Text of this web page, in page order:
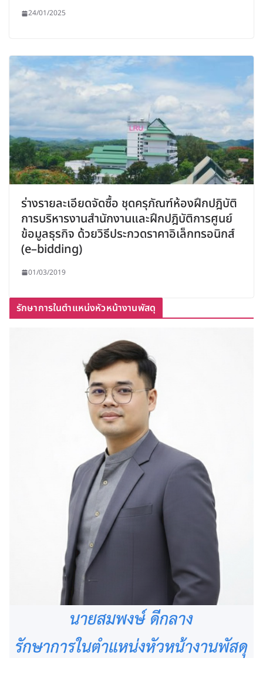
24/01/2025
ร่างรายละเอียดจัดซื้อ ชุดครุภัณฑ์ห้องฝึกปฎิบัติ
การบริหารงานสำนักงานและฝึกปฎิบัติการศูนย์
ข้อมูลธุรกิจ ด้วยวิธีประกวดราคาอิเล็กทรอนิกส์
(e–bidding)
01/03/2019
รักษาการในตำแหน่งหัวหน้างานพัสดุ